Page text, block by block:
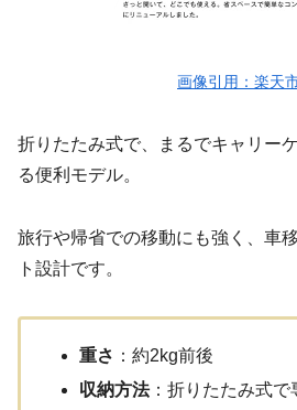
画像引用：楽天
折りたたみ式で、まるでキャリー
る便利モデル。
旅行や帰省での移動にも強く、車
ト設計です。
重さ ：約2kg前後
収納方法：折りたたみ式で